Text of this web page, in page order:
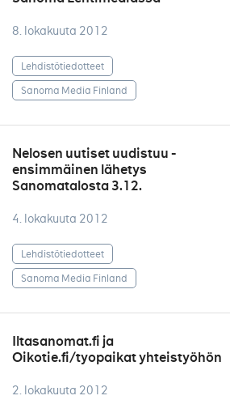
8. lokakuuta 2012
Lehdistötiedotteet
Sanoma Media Finland
Nelosen uutiset uudistuu -
ensimmäinen lähetys
Sanomatalosta 3.12.
4. lokakuuta 2012
Lehdistötiedotteet
Sanoma Media Finland
Iltasanomat.fi ja
Oikotie.fi/tyopaikat yhteistyöhön
2. lokakuuta 2012